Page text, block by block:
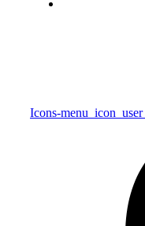
Icons-menu_icon_user